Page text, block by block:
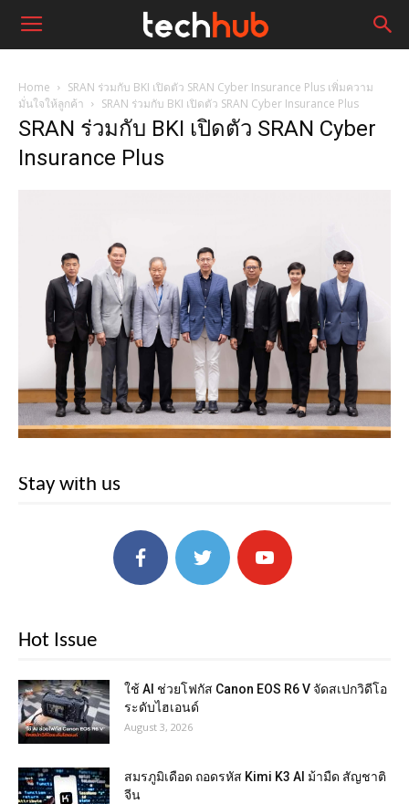
Home
SRAN ร่วมกับ BKI เปิดตัว SRAN Cyber Insurance Plus เพิ่มความ
มั่นใจให้ลูกค้า
SRAN ร่วมกับ BKI เปิดตัว SRAN Cyber Insurance Plus
SRAN ร่วมกับ BKI เปิดตัว SRAN Cyber
Insurance Plus
Stay with us
Hot Issue
ใช้ AI ช่วยโฟกัส Canon EOS R6 V จัดสเปกวิดีโอ
ระดับไฮเอนด์
August 3, 2026
สมรภูมิเดือด ถอดรหัส Kimi K3 AI ม้ามืด สัญชาติ
จีน